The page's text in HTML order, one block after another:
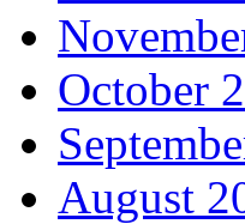
October
August